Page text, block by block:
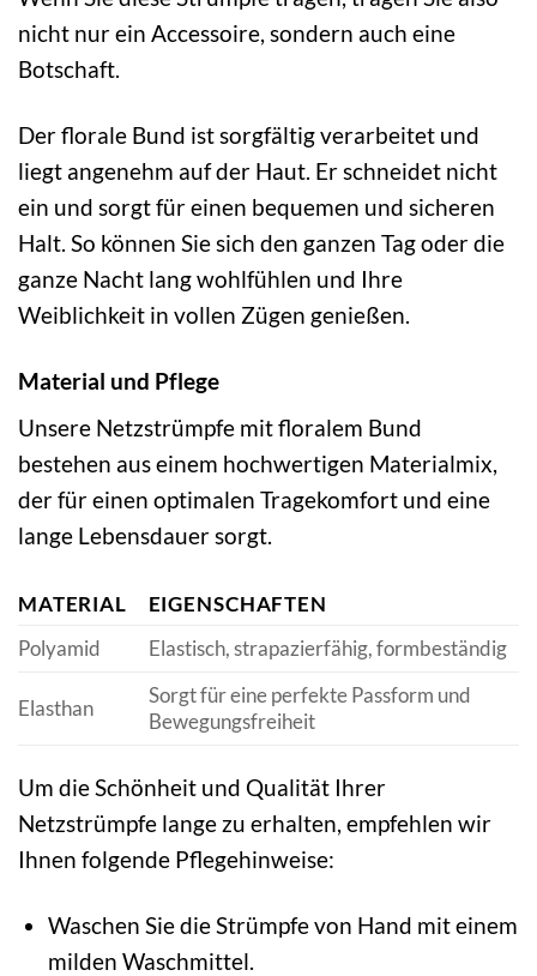
nicht nur ein Accessoire, sondern auch eine
Botschaft.
Der florale Bund ist sorgfältig verarbeitet und
liegt angenehm auf der Haut. Er schneidet nicht
ein und sorgt für einen bequemen und sicheren
Halt. So können Sie sich den ganzen Tag oder die
ganze Nacht lang wohlfühlen und Ihre
Weiblichkeit in vollen Zügen genießen.
Material und Pflege
Unsere Netzstrümpfe mit floralem Bund
bestehen aus einem hochwertigen Materialmix,
der für einen optimalen Tragekomfort und eine
lange Lebensdauer sorgt.
MATERIAL
EIGENSCHAFTEN
Polyamid
Elastisch, strapazierfähig, formbeständig
Elasthan
Sorgt für eine perfekte Passform und
Bewegungsfreiheit
Um die Schönheit und Qualität Ihrer
Netzstrümpfe lange zu erhalten, empfehlen wir
Ihnen folgende Pflegehinweise:
Waschen Sie die Strümpfe von Hand mit einem
milden Waschmittel.